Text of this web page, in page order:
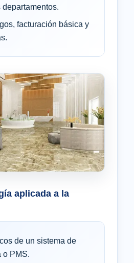
facturación básica y
aplicada a la
de un sistema de
o PMS.